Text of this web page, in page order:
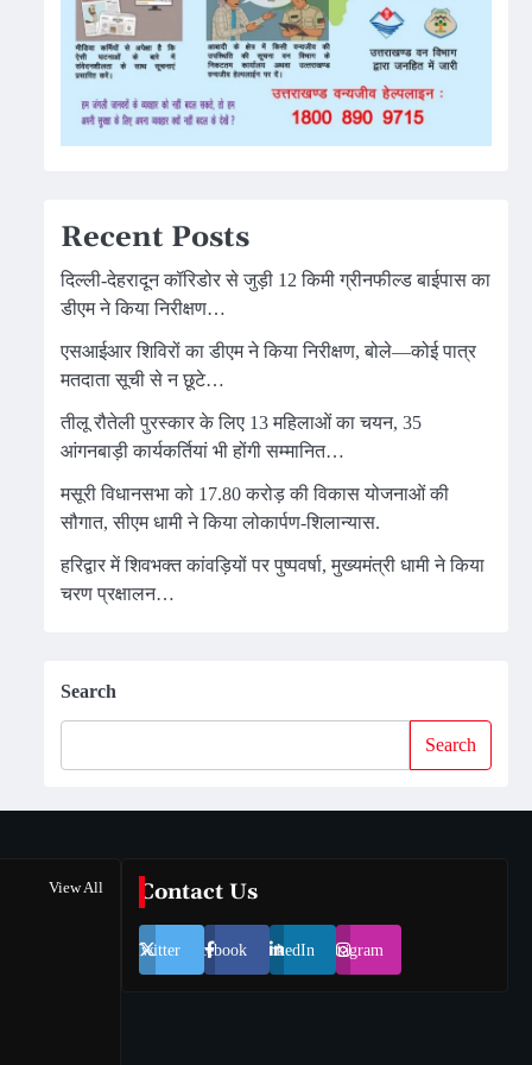
Recent Posts
दिल्ली-देहरादून कॉरिडोर से जुड़ी 12 किमी ग्रीनफील्ड बाईपास का
डीएम ने किया निरीक्षण…
एसआईआर शिविरों का डीएम ने किया निरीक्षण, बोले—कोई पात्र
मतदाता सूची से न छूटे…
तीलू रौतेली पुरस्कार के लिए 13 महिलाओं का चयन, 35
आंगनबाड़ी कार्यकर्तियां भी होंगी सम्मानित…
मसूरी विधानसभा को 17.80 करोड़ की विकास योजनाओं की
सौगात, सीएम धामी ने किया लोकार्पण-शिलान्यास.
हरिद्वार में शिवभक्त कांवड़ियों पर पुष्पवर्षा, मुख्यमंत्री धामी ने किया
चरण प्रक्षालन…
Search
Search
View All Contact Us
Twitter Facebook LinkedIn Instagram